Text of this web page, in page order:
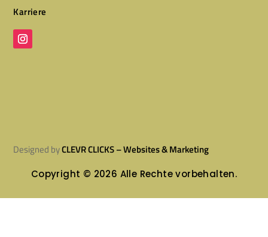
Karriere
Designed byCLEVR CLICKS – Websites & Marketing
Copyright © 2026 Alle Rechte vorbehalten.